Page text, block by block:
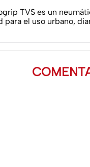
TVS es un
el uso urbano,